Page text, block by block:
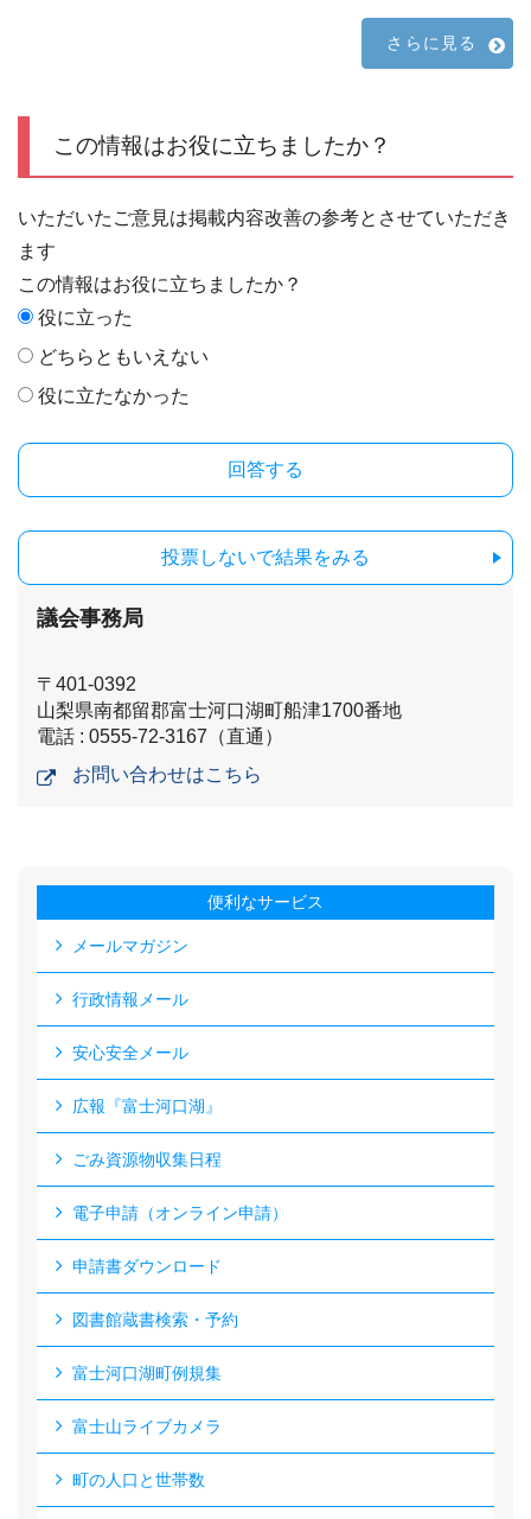
さらに見る
この情報はお役に立ちましたか？
いただいたご意見は掲載内容改善の参考とさせていただき
ます
この情報はお役に立ちましたか？
役に立った
どちらともいえない
役に立たなかった
投票しないで結果をみる
議会事務局
〒401-0392
山梨県南都留郡富士河口湖町船津1700番地
電話 : 0555-72-3167（直通）
お問い合わせはこちら
便利なサービス
メールマガジン
行政情報メール
安心安全メール
広報『富士河口湖』
ごみ資源物収集日程
電子申請（オンライン申請）
申請書ダウンロード
図書館蔵書検索・予約
富士河口湖町例規集
富士山ライブカメラ
町の人口と世帯数